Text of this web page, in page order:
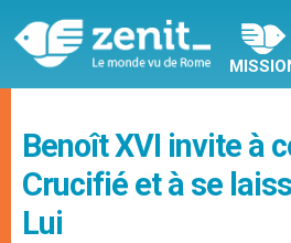
Benoît XVI invite à
Crucifié et à se
Lui